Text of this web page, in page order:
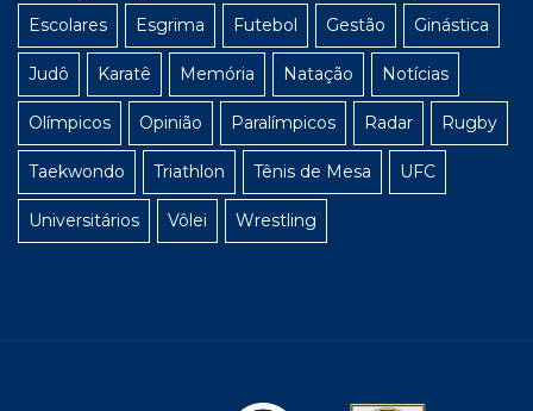
Escolares Esgrima Futebol Gestão Ginástica
Judô Karatê Memória Natação Notícias
Olímpicos Opinião Paralímpicos Radar Rugby
Taekwondo Triathlon Tênis de Mesa UFC
Universitários Vôlei Wrestling